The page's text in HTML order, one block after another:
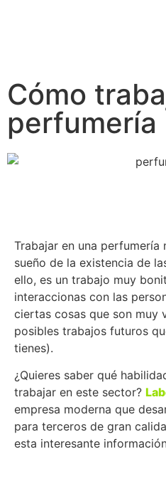
Cómo
perfumería
Trabajar en una perfumería
sueño de la existencia de
ello, es un trabajo muy
interaccionas con las
ciertas cosas que son muy
posibles trabajos futuros
tienes).
¿Quieres saber qué
trabajar en este sector?
empresa moderna que
para terceros de gran
esta interesante